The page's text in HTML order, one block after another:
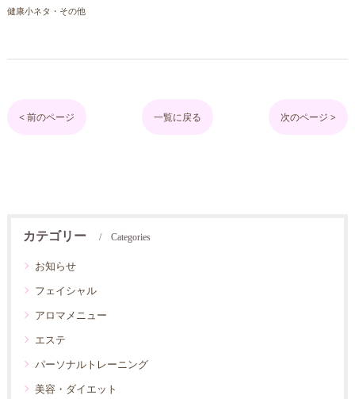
健康小ネタ・その他
< 前のページ 一覧に戻る 次のページ >
カテゴリー Categories
お知らせ
フェイシャル
アロマメニュー
エステ
パーソナルトレーニング
美容・ダイエット